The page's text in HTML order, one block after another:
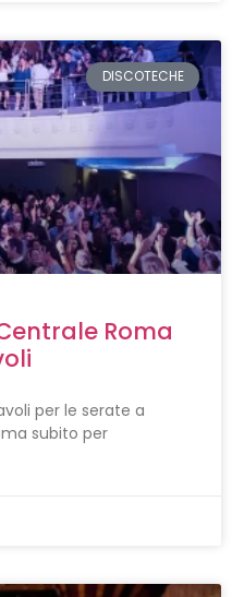
DISCOTECHE
Roma
per le serate a
subito per